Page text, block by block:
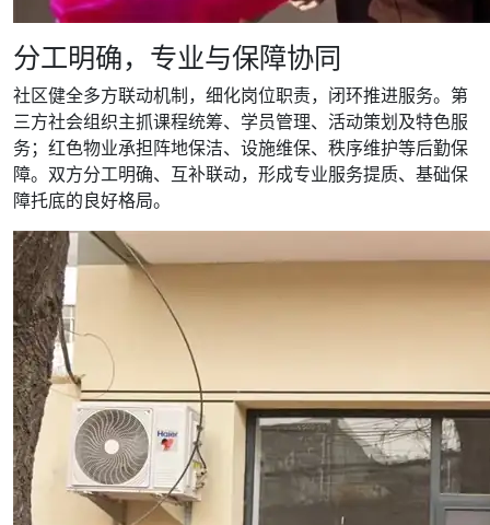
分工明确，专业与保障协同
社区健全多方联动机制，细化岗位职责，闭环推进服务。第
三方社会组织主抓课程统筹、学员管理、活动策划及特色服
务；红色物业承担阵地保洁、设施维保、秩序维护等后勤保
障。双方分工明确、互补联动，形成专业服务提质、基础保
障托底的良好格局。